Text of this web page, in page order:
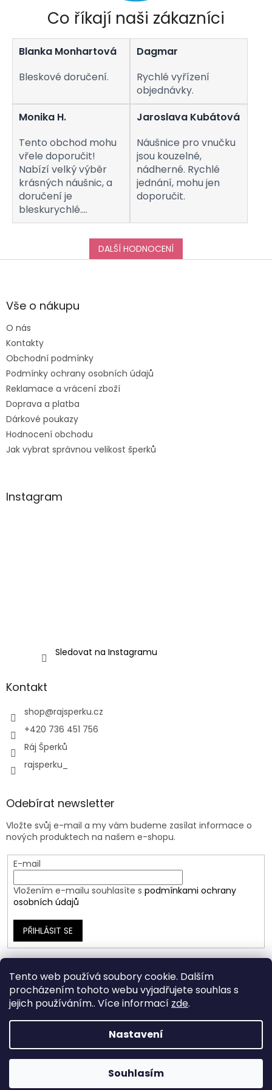
Tento web používá soubory cookie. Dalším
procházením tohoto webu vyjadřujete souhlas s
jejich používáním.. Více informací zde.
Nastavení
Souhlasím
v
k
v
ý
i
s
u
Co říkají naši zákazníci
Blanka Monhartová
Bleskové doručení.
Dagmar
Rychlé vyřízení
objednávky.
Monika H.
Tento obchod mohu
vřele doporučit!
Nabízí velký výběr
krásných náušnic, a
doručení je
bleskurychlé.
Komunikaci s
obchodem hodnotím
taktéž na jedničku!
Děkuji za vše, a určitě
Jaroslava Kubátová
Náušnice pro vnučku
jsou kouzelné,
nádherné. Rychlé
jednání, mohu jen
doporučit.
DALŠÍ HODNOCENÍ
Z
aVše o nákupu
O nás
Kontakty
Obchodní podmínky
Podmínky ochrany osobních údajů
Reklamace a vrácení zboží
Doprava a platba
Dárkové poukazy
Hodnocení obchodu
Jak vybrat správnou velikost šperků
Instagram
Sledovat na Instagramu
Kontakt
shop@rajsperku.cz
+420 736 451 756
Ráj Šperků
rajsperku_
Odebírat newsletter
Vložte svůj e-mail a my vám budeme zasílat informace o
nových produktech na našem e-shopu.
E-mail
Vložením e-mailu souhlasíte s podmínkami ochrany
osobních údajů
PŘIHLÁSIT SE
Vytvořil Shoptet
Ráj Šperků. Všechna práva vyhrazena.